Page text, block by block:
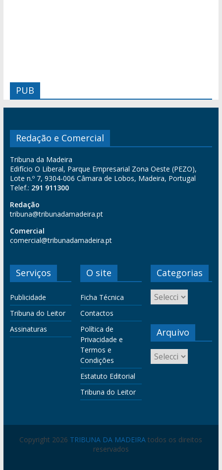
PUB
Redação e Comercial
Tribuna da Madeira
Edifício O Liberal, Parque Empresarial Zona Oeste (PEZO),
Lote n.º 7, 9304-006 Câmara de Lobos, Madeira, Portugal
Telef.: 291 911300
Redação
tribuna@tribunadamadeira.pt
Comercial
comercial@tribunadamadeira.pt
Serviços
Publicidade
Tribuna do Leitor
Assinaturas
O site
Ficha Técnica
Contactos
Política de
Privacidade e
Termos e
Condições
Estatuto Editorial
Tribuna do Leitor
Categorias
Arquivo
Copyright 2026 TRIBUNA DA MADEIRA todos os direitos
reservados